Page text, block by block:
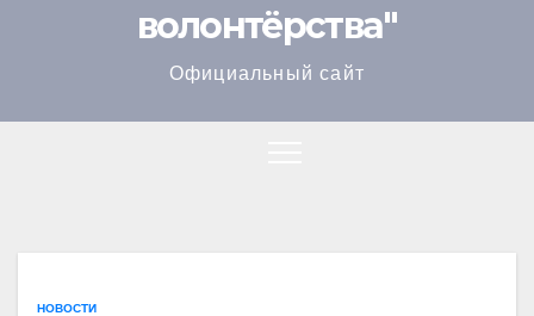
волонтёрства"
Официальный сайт
НОВОСТИ